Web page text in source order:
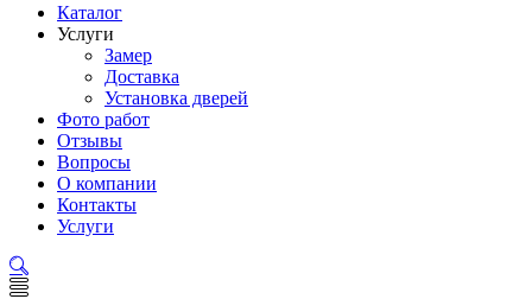
Каталог
Услуги
Замер
Доставка
Установка дверей
Фото работ
Отзывы
Вопросы
О компании
Контакты
Услуги